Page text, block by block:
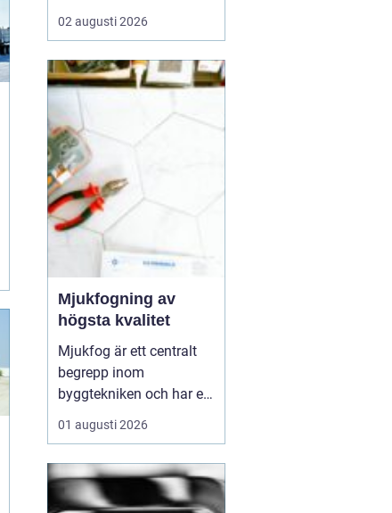
utrustning. Vinden vrider
snabbt mellan öar och
korta och branta och
trånga. För att få en
trygg, bekväm och
snabb segling behövs
genomtänkta s...
02 augusti 2026
Mjukfogning av
högsta kvalitet
Mjukfog är ett centralt
begrepp inom
byggtekniken och har en
användningsområden
Fogservice är experter på
mjukfogning och kan
01 augusti 2026